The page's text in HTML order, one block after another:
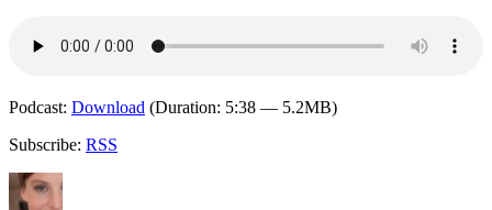
Podcast: Download (Duration: 5:38 — 5.2MB)
Subscribe: RSS
Autor